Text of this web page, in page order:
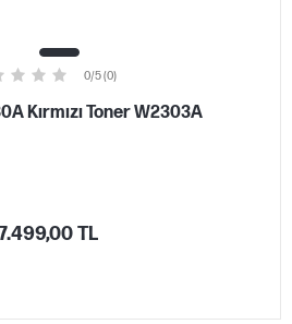
0/5 (0)
Kırmızı Toner W2303A
TL